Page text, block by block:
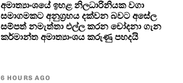
අමාත්‍යාංශයේ ඉහළ නිලධාරිනියක වගා
සමාගමකට අනුග්‍රහය දක්වන බවට අසේල
සම්පත් නමැත්තා එල්ල කරන චෝදනා ගැන
කර්මාන්ත අමාත්‍යාංශය කරුණු පහදයි
6 HOURS AGO